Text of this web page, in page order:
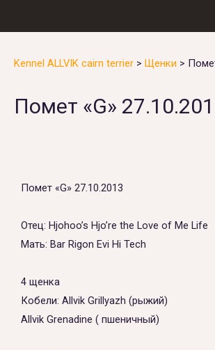
Kennel ALLVIK cairn terrier > Щенки >
Помет «G»
Помет «G» 27.10.2013
Отец: Hjohoo’s Hjo’re the Love of Me Life
Мать: Bar Rigon Evi Hi Tech
4 щенка
Кобели: Allvik Grillyazh (рыжий)
Allvik Grenadine ( пшеничный)